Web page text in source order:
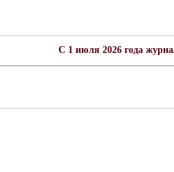
C 1 июля 2026 года